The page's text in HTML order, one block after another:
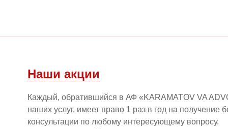
Наши акции
Каждый, обратившийся в АФ «KARAMATOV VA
наших услуг, имеет право 1 раз в год на получение
консультации по любому интересующему вопросу.